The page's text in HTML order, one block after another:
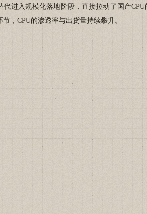
代进入规模化落地阶段，直接拉动了国产
，CPU的渗透率与出货量持续攀升。